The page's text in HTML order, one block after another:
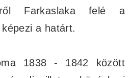
Farkaslaka felé a
a határt.
1838 - 1842 között